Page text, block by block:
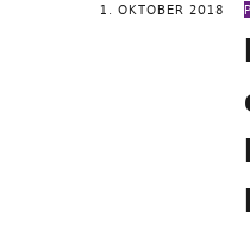
1. OKTOBER 2018